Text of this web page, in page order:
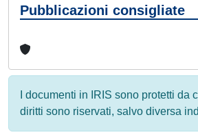
Pubblicazioni consigliate
I documenti in IRIS sono protetti da
diritti sono riservati, salvo diversa